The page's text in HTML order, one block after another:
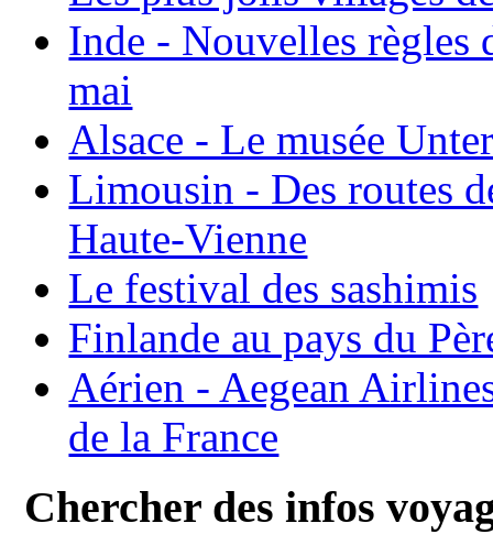
Inde - Nouvelles règles
mai
Alsace - Le musée
Limousin - Des routes
Haute-Vienne
Le festival des sashimis
Finlande au pays du
Aérien - Aegean
de la France
Chercher des infos